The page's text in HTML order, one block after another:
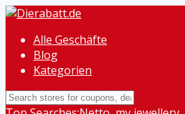
Alle Geschäfte
Blog
Kategorien